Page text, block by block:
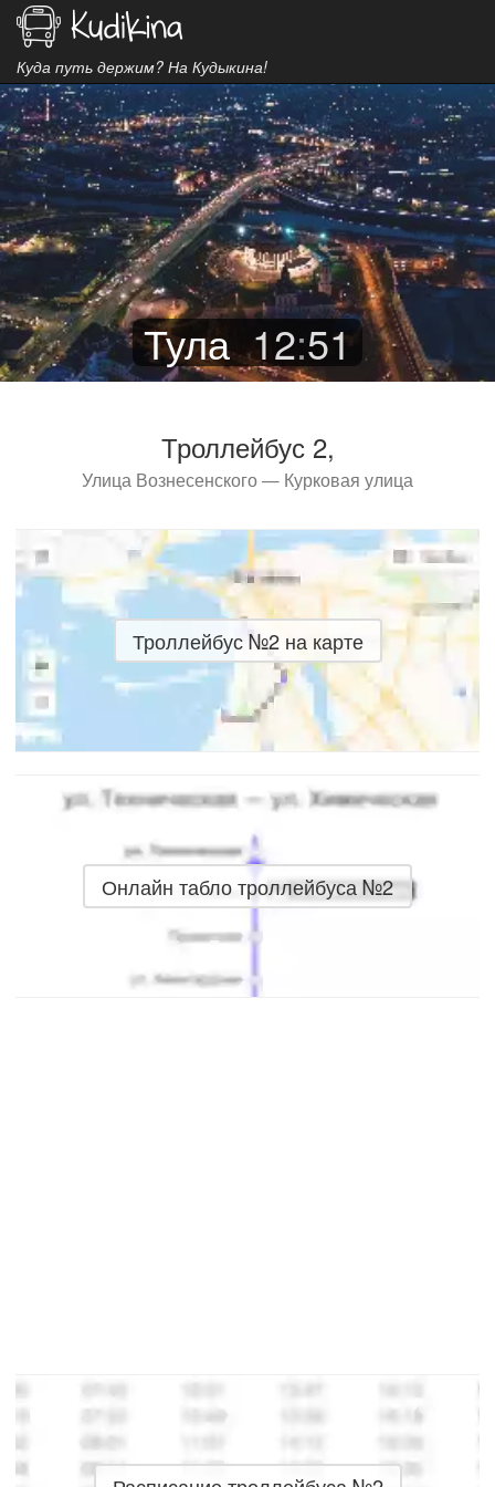
Куда путь держим? На Кудыкина!
Тула 12:51
Троллейбус 2,
Улица Вознесенского — Курковая улица
Троллейбус №2 на карте
Онлайн табло троллейбуса №2